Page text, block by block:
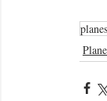
planes